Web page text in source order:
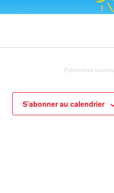
Évènements suivants
S’abonner au calendrier